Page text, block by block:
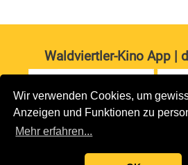
Wir verwenden Cookies, um
Anzeigen und Funktionen zu
Mehr erfahren...
Waldviertler-Kino App |
copyright 2026